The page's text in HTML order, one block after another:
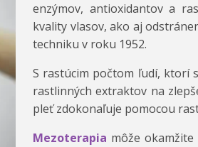
enzýmov, antioxidantov a
kvality vlasov, ako aj
techniku v roku 1952.
S rastúcim počtom ľudí, ktorí
rastlinných extraktov na
pleť zdokonaľuje pomocou
Mezoterapia môže